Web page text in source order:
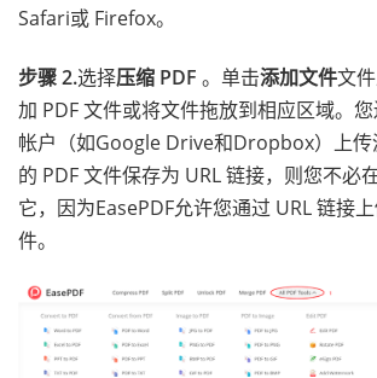
Safari或 Firefox。
步骤 2.选择压缩 PDF 。单击添加文件文
加 PDF 文件或将文件拖放到相应区域。
帐户（如Google Drive和Dropbox）上传
的 PDF 文件保存为 URL 链接，则您不必
它，因为EasePDF允许您通过 URL 链接
件。